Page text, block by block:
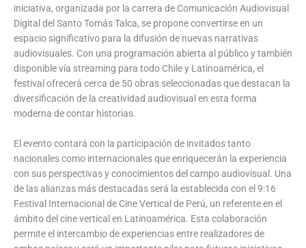
iniciativa, organizada por la carrera de Comunicación Audiovisual
Digital del Santo Tomás Talca, se propone convertirse en un
espacio significativo para la difusión de nuevas narrativas
audiovisuales. Con una programación abierta al público y también
disponible vía streaming para todo Chile y Latinoamérica, el
festival ofrecerá cerca de 50 obras seleccionadas que destacan la
diversificación de la creatividad audiovisual en esta forma
moderna de contar historias.
El evento contará con la participación de invitados tanto
nacionales como internacionales que enriquecerán la experiencia
con sus perspectivas y conocimientos del campo audiovisual. Una
de las alianzas más destacadas será la establecida con el 9:16
Festival Internacional de Cine Vertical de Perú, un referente en el
ámbito del cine vertical en Latinoamérica. Esta colaboración
permite el intercambio de experiencias entre realizadores de